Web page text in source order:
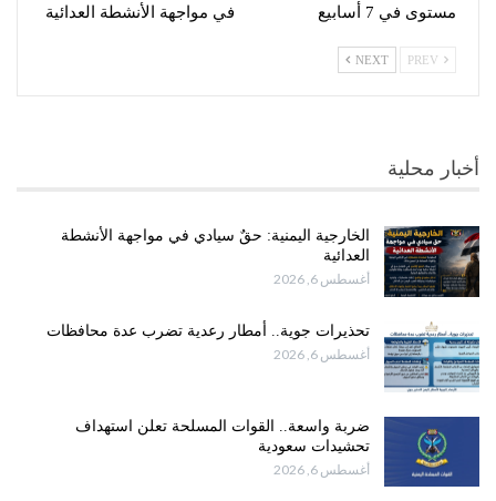
مستوى في 7 أسابيع
في مواجهة الأنشطة العدائية
NEXT
أخبار محلية
الخارجية اليمنية: حقٌ سيادي في مواجهة الأنشطة
العدائية
أغسطس 6, 2026
تحذيرات جوية.. أمطار رعدية تضرب عدة محافظات
أغسطس 6, 2026
ضربة واسعة.. القوات المسلحة تعلن استهداف
تحشيدات سعودية
أغسطس 6, 2026